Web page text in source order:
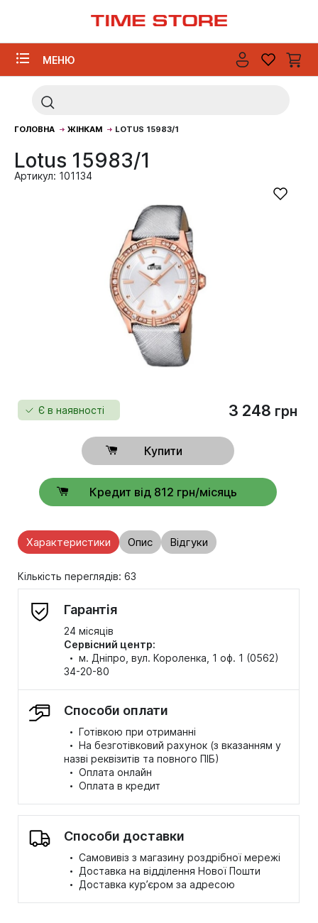
МЕНЮ
ГОЛОВНА ЖІНКАМ LOTUS 15983/1
Lotus 15983/1
Артикул: 101134
Є в наявності 3 248 грн
Купити
Кредит від 812 грн/місяць
Характеристики Опис Відгуки
Кількість переглядів: 63
Гарантія
24 місяців
Сервісний центр:
· м. Дніпро, вул. Короленка, 1 оф. 1 (0562)
34-20-80
Способи оплати
· Готівкою при отриманні
· На безготівковий рахунок (з вказанням у
назві реквізитів та повного ПІБ)
· Оплата онлайн
· Оплата в кредит
Способи доставки
· Самовивіз з магазину роздрібної мережі
· Доставка на відділення Нової Пошти
· Доставка кур’єром за адресою